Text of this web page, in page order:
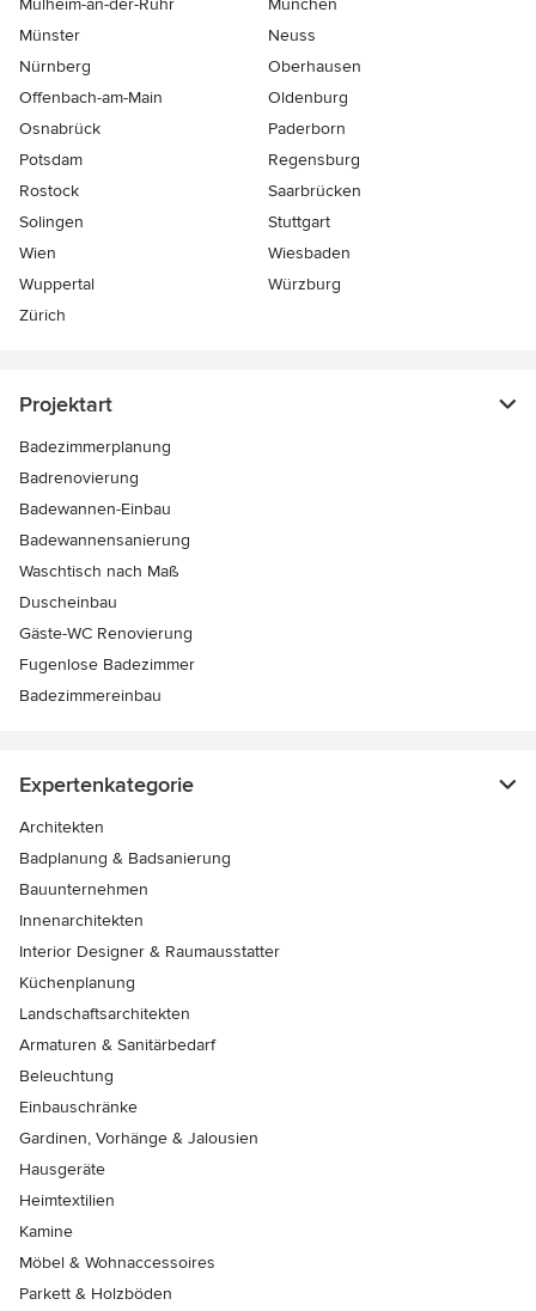
Mülheim-an-der-Ruhr
München
Münster
Neuss
Nürnberg
Oberhausen
Offenbach-am-Main
Oldenburg
Osnabrück
Paderborn
Potsdam
Regensburg
Rostock
Saarbrücken
Solingen
Stuttgart
Wien
Wiesbaden
Wuppertal
Würzburg
Zürich
Projektart
Badezimmerplanung
Badrenovierung
Badewannen-Einbau
Badewannensanierung
Waschtisch nach Maß
Duscheinbau
Gäste-WC Renovierung
Fugenlose Badezimmer
Badezimmereinbau
Expertenkategorie
Architekten
Badplanung & Badsanierung
Bauunternehmen
Innenarchitekten
Interior Designer & Raumausstatter
Küchenplanung
Landschaftsarchitekten
Armaturen & Sanitärbedarf
Beleuchtung
Einbauschränke
Gardinen, Vorhänge & Jalousien
Hausgeräte
Heimtextilien
Kamine
Möbel & Wohnaccessoires
Parkett & Holzböden